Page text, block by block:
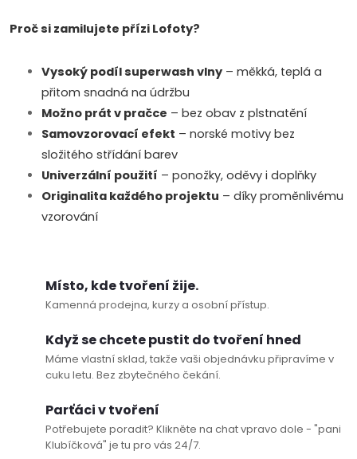
Proč si zamilujete přízi Lofoty?
Vysoký podíl superwash vlny – měkká, teplá a
přitom snadná na údržbu
Možno prát v pračce – bez obav z plstnatění
Samovzorovací efekt – norské motivy bez
složitého střídání barev
Univerzální použití – ponožky, oděvy i doplňky
Originalita každého projektu – díky proměnlivému
vzorování
Místo, kde tvoření žije.
Kamenná prodejna, kurzy a osobní přístup.
Když se chcete pustit do tvoření hned
Máme vlastní sklad, takže vaši objednávku připravíme v
cuku letu. Bez zbytečného čekání.
Parťáci v tvoření
Potřebujete poradit? Klikněte na chat vpravo dole - "pani
Klubíčková" je tu pro vás 24/7.